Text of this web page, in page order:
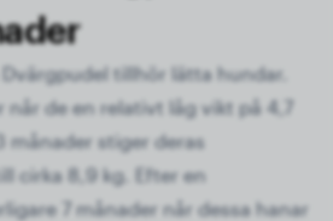
tillhör lätta hundar.
når de en relativt låg vikt på 4,7
månader stiger deras
cirka 8,9 kg. Efter en
7 månader når dessa hanar